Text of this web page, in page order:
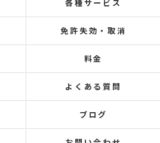
各種サービス
免許失効・取消
料金
よくある質問
ブログ